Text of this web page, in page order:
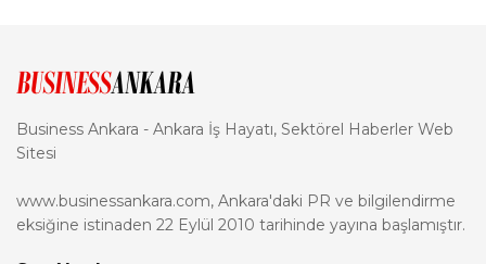
Business Ankara - Ankara İş Hayatı, Sektörel Haberler Web
Sitesi
www.businessankara.com, Ankara'daki PR ve bilgilendirme
eksiğine istinaden 22 Eylül 2010 tarihinde yayına başlamıştır.